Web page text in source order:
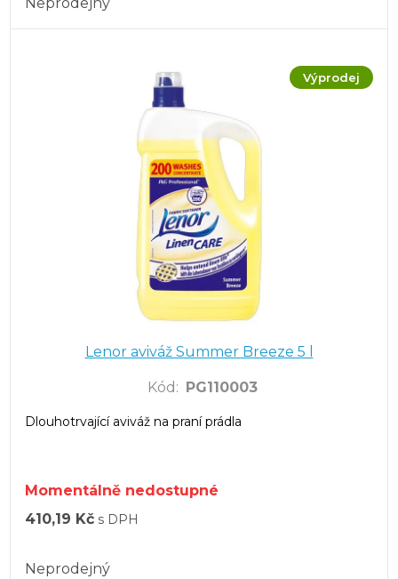
Neprodejný
Výprodej
Lenor aviváž Summer Breeze 5 l
Kód : PG110003
Dlouhotrvající aviváž na praní prádla
Momentálně nedostupné
410,19 Kč s DPH
Neprodejný